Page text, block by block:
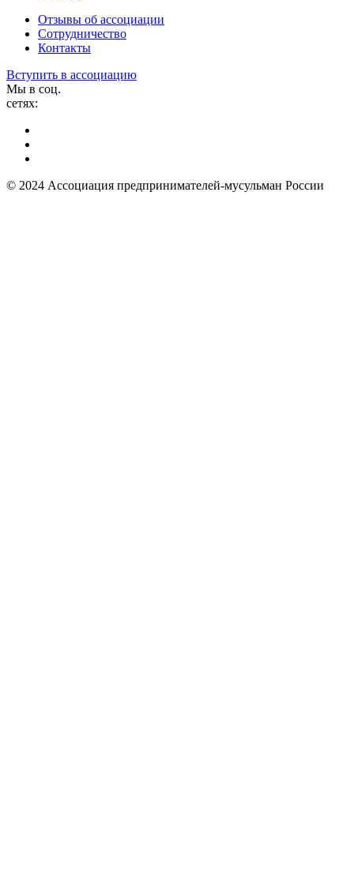
Отзывы об ассоциации
Сотрудничество
Контакты
Вступить в ассоциацию
Мы в соц.
сетях:
© 2024 Ассоциация предпринимателей-мусульман России